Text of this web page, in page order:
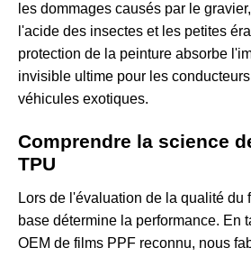
les dommages causés par le
l'acide des insectes et les petites
protection de la peinture absorbe
invisible ultime pour les
véhicules exotiques.
Comprendre la science
TPU
Lors de l'évaluation de la qualité du
base détermine la performance. En
OEM de films PPF reconnu, nous